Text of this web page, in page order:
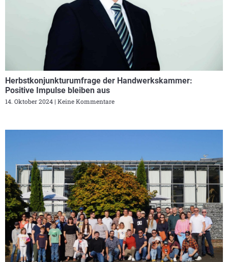
Herbstkonjunkturumfrage der Handwerkskammer:
Positive Impulse bleiben aus
14. Oktober 2024 Keine Kommentare